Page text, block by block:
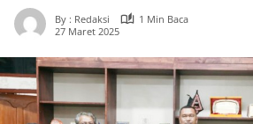
By : Redaksi
1 Min Baca
27 Maret 2025